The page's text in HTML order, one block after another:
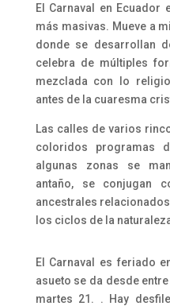
El Carnaval en Ecuador
más masivas. Mueve a
donde se desarrollan
celebra de múltiples
mezclada con lo
antes de la cuaresma
Las calles de varios
coloridos programas
algunas zonas se
antaño, se conjugan
ancestrales
los ciclos de la
El Carnaval es feriado
asueto se da desde
martes 21. . Hay